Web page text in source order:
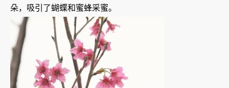
朵，吸引了蝴蝶和蜜蜂采蜜。